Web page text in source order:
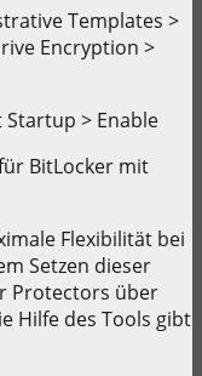
Templates >
Encryption >
> Enable
Flexibilität bei
Setzen dieser
Protectors über
Hilfe des Tools gibt